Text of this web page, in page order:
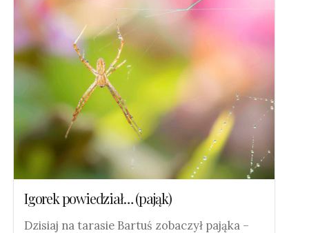
Igorek powiedział… (pająk)
Dzisiaj na tarasie Bartuś zobaczył pająka –